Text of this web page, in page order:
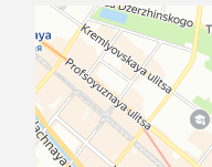
5.3. Не
данных,
данные,
5.4.
отвечают
5.5.